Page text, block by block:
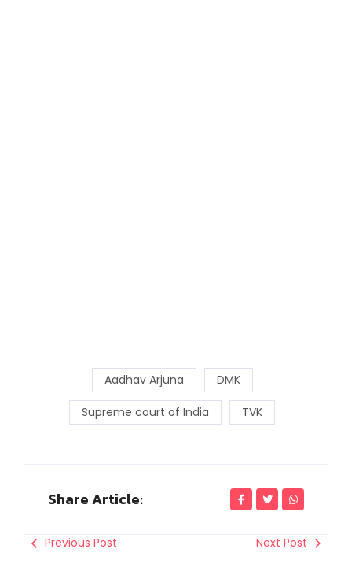
Aadhav Arjuna DMK
Supreme court of India TVK
Share Article:
Previous Post Next Post